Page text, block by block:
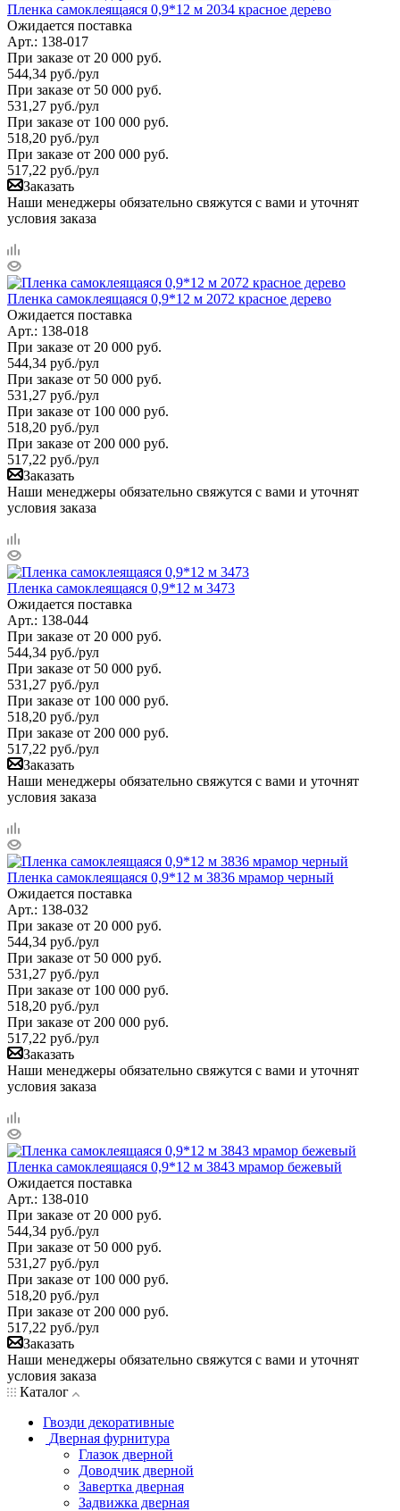
Пленка самоклеящаяся 0,9*12 м 2034 красное дерево
Ожидается поставка
Арт.: 138-017
При заказе от 20 000 руб.
544,34 руб./рул
При заказе от 50 000 руб.
531,27 руб./рул
При заказе от 100 000 руб.
518,20 руб./рул
При заказе от 200 000 руб.
517,22 руб./рул
Заказать
Наши менеджеры обязательно свяжутся с вами и уточнят
условия заказа
Пленка самоклеящаяся 0,9*12 м 2072 красное дерево
Ожидается поставка
Арт.: 138-018
При заказе от 20 000 руб.
544,34 руб./рул
При заказе от 50 000 руб.
531,27 руб./рул
При заказе от 100 000 руб.
518,20 руб./рул
При заказе от 200 000 руб.
517,22 руб./рул
Заказать
Наши менеджеры обязательно свяжутся с вами и уточнят
условия заказа
Пленка самоклеящаяся 0,9*12 м 3473
Ожидается поставка
Арт.: 138-044
При заказе от 20 000 руб.
544,34 руб./рул
При заказе от 50 000 руб.
531,27 руб./рул
При заказе от 100 000 руб.
518,20 руб./рул
При заказе от 200 000 руб.
517,22 руб./рул
Заказать
Наши менеджеры обязательно свяжутся с вами и уточнят
условия заказа
Пленка самоклеящаяся 0,9*12 м 3836 мрамор черный
Ожидается поставка
Арт.: 138-032
При заказе от 20 000 руб.
544,34 руб./рул
При заказе от 50 000 руб.
531,27 руб./рул
При заказе от 100 000 руб.
518,20 руб./рул
При заказе от 200 000 руб.
517,22 руб./рул
Заказать
Наши менеджеры обязательно свяжутся с вами и уточнят
условия заказа
Пленка самоклеящаяся 0,9*12 м 3843 мрамор бежевый
Ожидается поставка
Арт.: 138-010
При заказе от 20 000 руб.
544,34 руб./рул
При заказе от 50 000 руб.
531,27 руб./рул
При заказе от 100 000 руб.
518,20 руб./рул
При заказе от 200 000 руб.
517,22 руб./рул
Заказать
Наши менеджеры обязательно свяжутся с вами и уточнят
условия заказа
Каталог
Гвозди декоративные
Дверная фурнитура
Глазок дверной
Доводчик дверной
Завертка дверная
Задвижка дверная